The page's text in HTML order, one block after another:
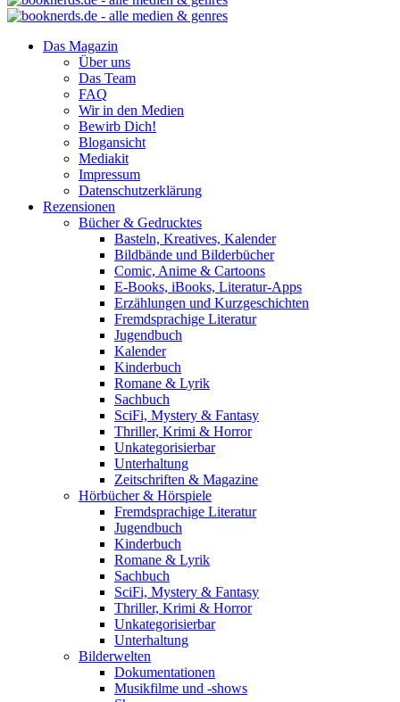
Das Magazin
Über uns
Das Team
FAQ
Wir in den Medien
Bewirb Dich!
Blogansicht
Mediakit
Impressum
Datenschutzerklärung
Rezensionen
Bücher & Gedrucktes
Basteln, Kreatives, Kalender
Bildbände und Bilderbücher
Comic, Anime & Cartoons
E-Books, iBooks, Literatur-Apps
Erzählungen und Kurzgeschichten
Fremdsprachige Literatur
Jugendbuch
Kalender
Kinderbuch
Romane & Lyrik
Sachbuch
SciFi, Mystery & Fantasy
Thriller, Krimi & Horror
Unkategorisierbar
Unterhaltung
Zeitschriften & Magazine
Hörbücher & Hörspiele
Fremdsprachige Literatur
Jugendbuch
Kinderbuch
Romane & Lyrik
Sachbuch
SciFi, Mystery & Fantasy
Thriller, Krimi & Horror
Unkategorisierbar
Unterhaltung
Bilderwelten
Dokumentationen
Musikfilme und -shows